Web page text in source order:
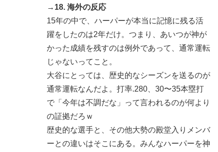
→18. 海外の反応
15年の中で、ハーパーが本当に記憶に残る活
躍をしたのは2年だけ。つまり、あいつが神が
かった成績を残すのは例外であって、通常運転
じゃないってこと。
大谷にとっては、歴史的なシーズンを送るのが
通常運転なんだよ。打率.280、30〜35本塁打
で「今年は不調だな」って言われるのが何より
の証拠だろｗ
歴史的な選手と、その他大勢の殿堂入りメンバ
ーとの違いはそこにある。みんなハーパーを神